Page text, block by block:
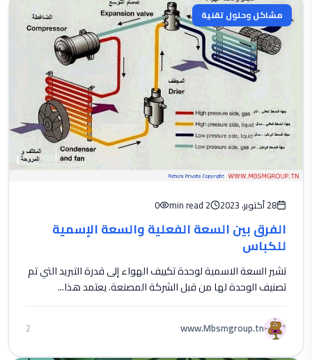
مشاكل وحلول تقنية
28 أكتوبر، 2023 2 min read
0
الفرق بين السعة الفعلية والسعة الإسمية
للكباس
تشير السعة الاسمية لوحدة تكييف الهواء إلى قدرة التبريد التي تم
تصنيف الوحدة لها من قبل الشركة المصنعة. يعتمد هذا...
www.Mbsmgroup.tn
2